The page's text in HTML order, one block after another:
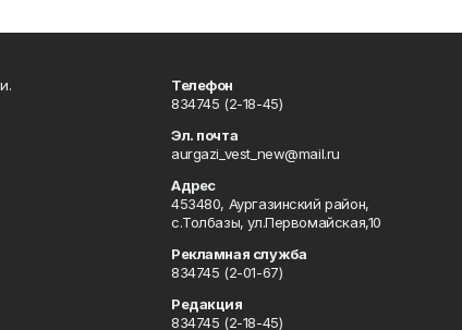
Телефон
834745 (2-18-45)
Эл. почта
aurgazi_vest_new@mail.ru
Адрес
453480, Аургазинский район,
с.Толбазы, ул.Первомайская,10
Рекламная служба
834745 (2-01-67)
Редакция
834745 (2-18-45)